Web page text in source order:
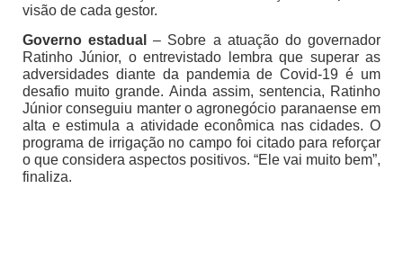
visão de cada gestor.
Governo estadual
– Sobre a atuação do governador
Ratinho Júnior, o entrevistado lembra que superar as
adversidades diante da pandemia de Covid-19 é um
desafio muito grande. Ainda assim, sentencia, Ratinho
Júnior conseguiu manter o agronegócio paranaense em
alta e estimula a atividade econômica nas cidades. O
programa de irrigação no campo foi citado para reforçar
o que considera aspectos positivos. “Ele vai muito bem”,
finaliza.